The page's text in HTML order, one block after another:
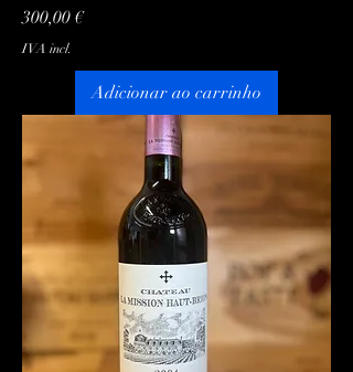
Preço
300,00 €
IVA incl.
Adicionar ao carrinho